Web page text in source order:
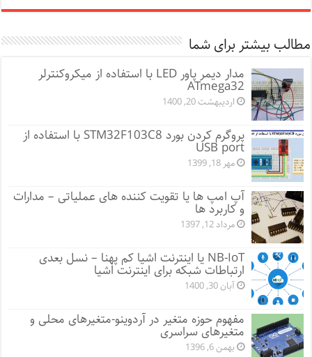
مطالب بیشتر برای شما
مدار دیمر پاور LED با استفاده از میکروکنترلر
ATmega32
اردیبهشت 20, 1400
پروگرم کردن بورد STM32F103C8 با استفاده از
USB port
مهر 18, 1399
آپ امپ ها یا تقویت کننده های عملیاتی – مدارات
و کاربرد ها
مرداد 12, 1397
NB-IoT یا اینترنت اشیا کم پهنا – نسل بعدی
ارتباطات شبکه برای اینترنت اشیا
آبان 30, 1400
مفهوم حوزه متغیر در آردوینو-متغیرهای محلی و
متغیرهای سراسری
بهمن 6, 1396